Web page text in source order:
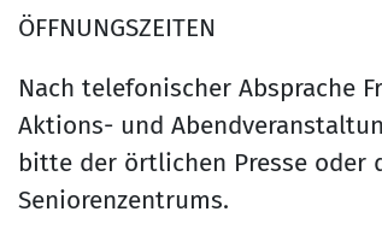
ÖFFNUNGSZEITEN
Nach telefonischer Absprache
Aktions- und
bitte der örtlichen Presse oder
Seniorenzentrums.